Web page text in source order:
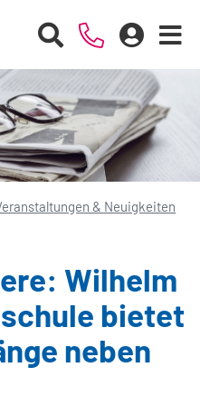
& Neuigkeiten
Wilhelm
bietet
neben